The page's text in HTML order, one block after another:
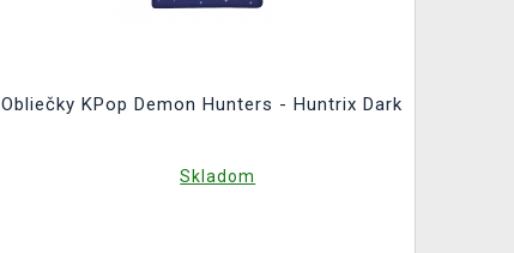
Obliečky KPop Demon Hunters - Huntrix Dark
Skladom